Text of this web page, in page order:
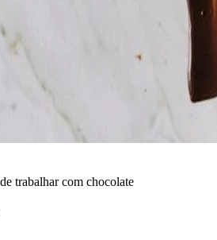
trabalhar com chocolate